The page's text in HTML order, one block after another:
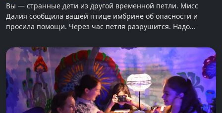
Вы — странные дети из другой временной петли. Мисс
Далия сообщила вашей птице имбрине об опасности и
просила помощи. Через час петля разрушится. Надо